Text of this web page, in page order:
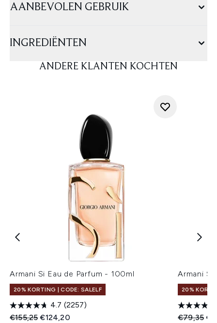
AANBEVOLEN GEBRUIK
INGREDIËNTEN
ANDERE KLANTEN KOCHTEN
Armani Si Eau de Parfum - 100ml
20% KORTING | CODE: SALELF
4.7 (2257)
Recommended Retail Price:
€155,25Huidige prijs:
€124,20
Armani Si
20%
€79,35